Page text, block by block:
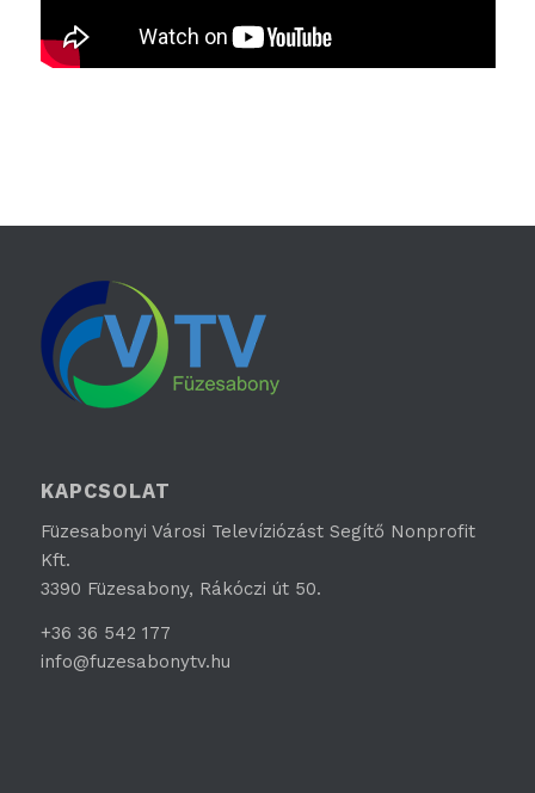
KAPCSOLAT
Füzesabonyi Városi Televíziózást Segítő Nonprofit
Kft.
3390 Füzesabony, Rákóczi út 50.
+36 36 542 177
info@fuzesabonytv.hu